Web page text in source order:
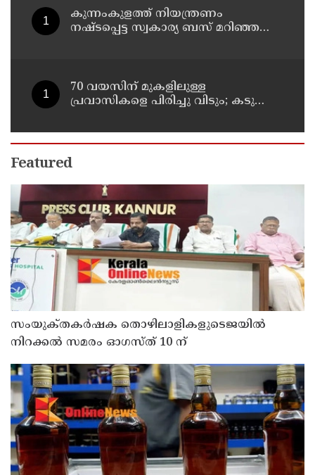
കുന്നംകുളത്ത് നിയന്ത്രണം
നഷ്ടപ്പെട്ട സ്വകാര്യ ബസ് മറിഞ്ഞ
70 വയസിന് മുകളിലുള്ള
പ്രവാസികളെ പിരിച്ചു വിടും; കടുത്ത
Featured
സംയുക്‌തകർഷക തൊഴിലാളികളുടെജയിൽ
നിറക്കൽ സമരം ഓഗസ്ത് 10 ന്